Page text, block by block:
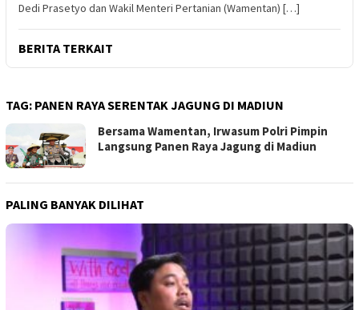
Dedi Prasetyo dan Wakil Menteri Pertanian (Wamentan) […]
BERITA TERKAIT
TAG: PANEN RAYA SERENTAK JAGUNG DI MADIUN
Bersama Wamentan, Irwasum Polri Pimpin
Langsung Panen Raya Jagung di Madiun
PALING BANYAK DILIHAT